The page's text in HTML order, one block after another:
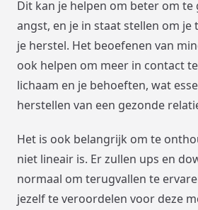
Dit kan je helpen om beter om te
angst, en je in staat stellen om je
je herstel. Het beoefenen van
ook helpen om meer in contact
lichaam en je behoeften, wat
herstellen van een gezonde
Het is ook belangrijk om te
niet lineair is. Er zullen ups en
normaal om terugvallen te
jezelf te veroordelen voor deze